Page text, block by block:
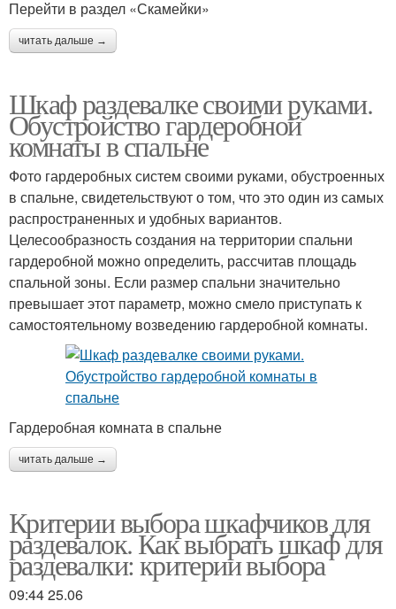
Перейти в раздел «Скамейки»
читать дальше →
Шкаф раздевалке своими руками.
Обустройство гардеробной
комнаты в спальне
Фото гардеробных систем своими руками, обустроенных
в спальне, свидетельствуют о том, что это один из самых
распространенных и удобных вариантов.
Целесообразность создания на территории спальни
гардеробной можно определить, рассчитав площадь
спальной зоны. Если размер спальни значительно
превышает этот параметр, можно смело приступать к
самостоятельному возведению гардеробной комнаты.
Гардеробная комната в спальне
читать дальше →
Критерии выбора шкафчиков для
раздевалок. Как выбрать шкаф для
раздевалки: критерии выбора
09:44 25.06